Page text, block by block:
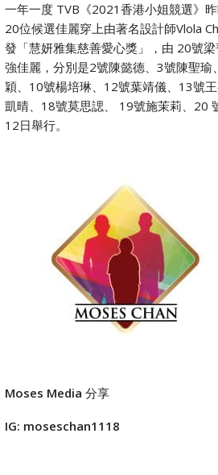
一年一度 TVB《2021香港小姐競選》
20位候選佳麗穿上由著名設計師Vlola
發「慧妍雅集慈善愛心獎」，由 20號
強佳麗，分別是2號陳懿德、3號陳聖
穎、10號楊培琳、12號葉靖儀、13號
凱晴、18號莫思諰、 19號施茉莉、20
12日舉行。
Moses Media 分享
IG: moseschan1118